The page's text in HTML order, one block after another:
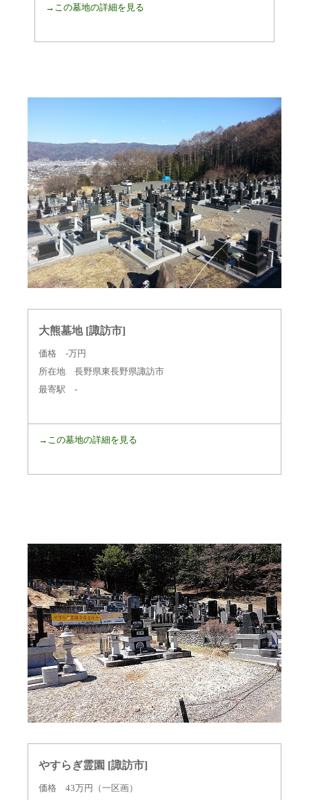
→この墓地の詳細を見る
大熊墓地 [諏訪市]
価格 -万円
所在地 長野県東長野県諏訪市
最寄駅 -
→この墓地の詳細を見る
やすらぎ霊園 [諏訪市]
価格 43万円（一区画）